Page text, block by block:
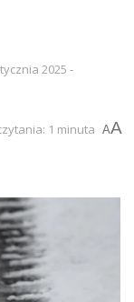
2025 -
1 minuta
AA